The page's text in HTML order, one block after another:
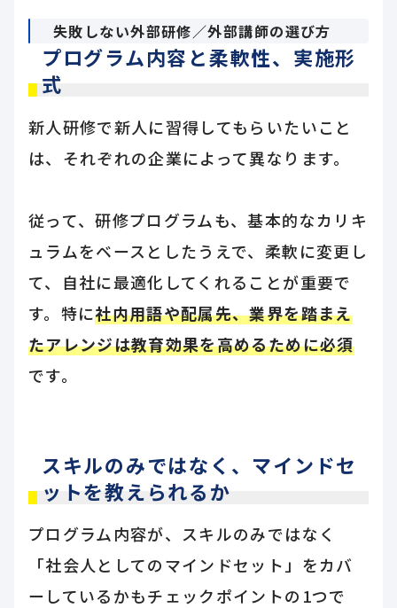
失敗しない外部研修／外部講師の選び方
プログラム内容と柔軟性、実施形
式
新人研修で新人に習得してもらいたいこと
は、それぞれの企業によって異なります。
従って、研修プログラムも、基本的なカリキ
ュラムをベースとしたうえで、柔軟に変更し
て、自社に最適化してくれることが重要で
す。特に社内用語や配属先、業界を踏まえ
たアレンジは教育効果を高めるために必須
です。
スキルのみではなく、マインドセ
ットを教えられるか
プログラム内容が、スキルのみではなく
「社会人としてのマインドセット」をカバ
ーしているかもチェックポイントの1つで